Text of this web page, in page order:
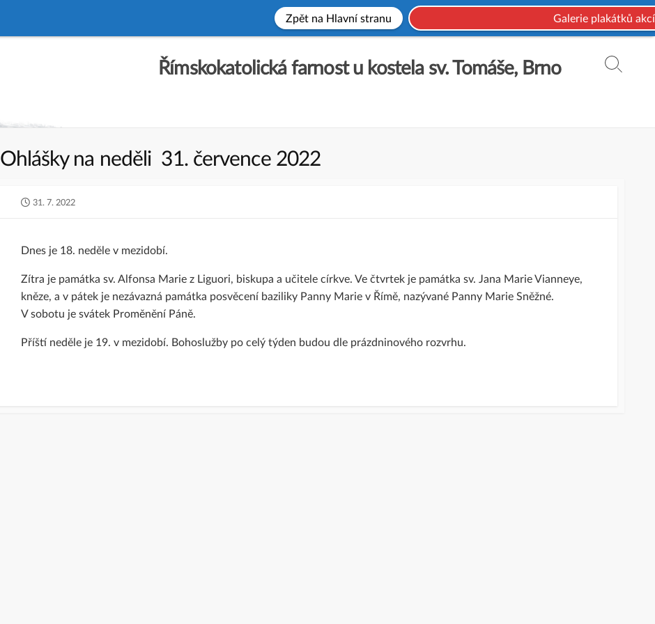
Římskokatolická farnost u kostela sv. Tomáše, Brno
Search
Ohlášky na neděli 31. července 2022
PUBLISHED
31. 7. 2022
Dnes je 18. neděle v mezidobí.
Zítra je památka sv. Alfonsa Marie z Liguori, biskupa a učitele církve. Ve čtvrtek je památka sv. Jana Marie Vianneye,
kněze, a v pátek je nezávazná památka posvěcení baziliky Panny Marie v Římě, nazývané Panny Marie Sněžné.
V sobotu je svátek Proměnění Páně.
Příští neděle je 19. v mezidobí. Bohoslužby po celý týden budou dle prázdninového rozvrhu.
Zpět na Hlavní stranu Galerie plakátků akcí